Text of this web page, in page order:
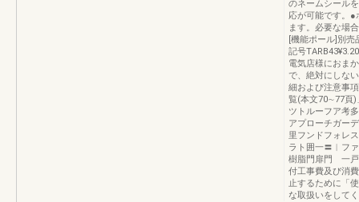
のネームシール
応が可能です。
ます。必要な場
[機能ポール]別
記号
電気店様におま
で、絶対にしな
細および注意事
覧(本文70∼77頁)
ツトルーフア考
アプローチガー
里フンドフォレ
ラト囲一〓︱フ
樹脂門扉門 一戸
付工事費及び消
止するために「
な取扱いをして